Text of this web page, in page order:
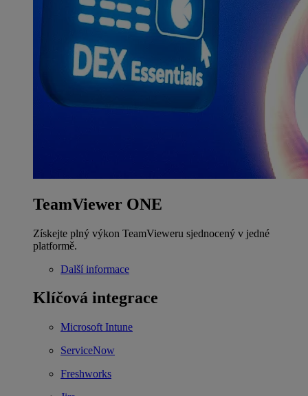
TeamViewer ONE
Získejte plný výkon TeamVieweru sjednocený v jedné
platformě.
Další informace
Klíčová integrace
Microsoft Intune
ServiceNow
Freshworks